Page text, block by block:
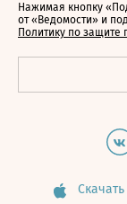
Нажимая кнопку
от «Ведомости» и
Политику по